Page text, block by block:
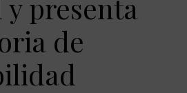
presenta
de